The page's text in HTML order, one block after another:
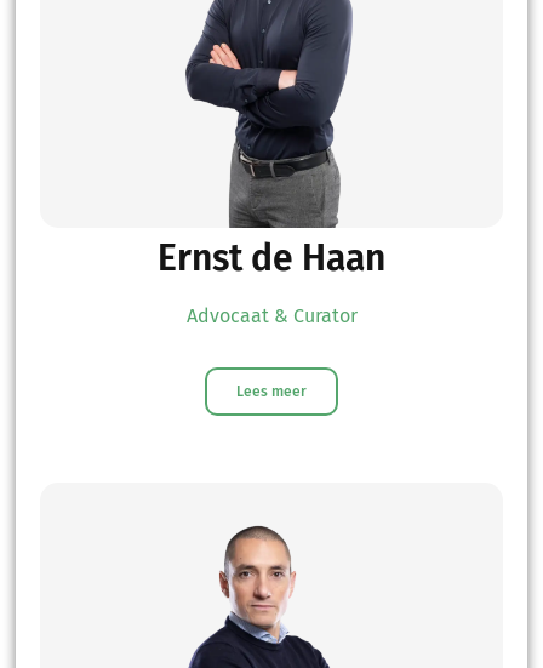
Ernst de Haan
Advocaat & Curator
Lees meer